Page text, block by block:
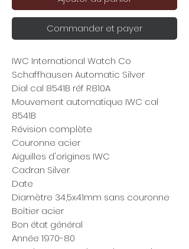
Commander et payer
IWC International Watch Co
Schaffhausen Automatic Silver
Dial cal 8541B réf R810A
Mouvement automatique IWC cal
8541B
Révision complète
Couronne acier
Aiguilles d'origines IWC
Cadran Silver
Date
Diamètre 34,5x41mm sans couronne
Boîtier acier
Bon état général
Année 1970-80